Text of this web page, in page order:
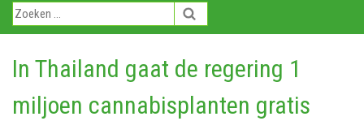
In Thailand gaat de regering 1
miljoen cannabisplanten gratis